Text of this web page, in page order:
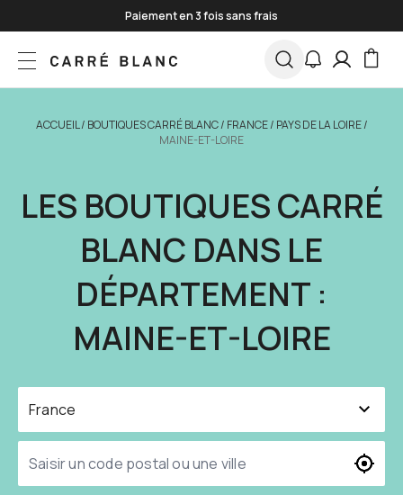
Paiement en 3 fois sans frais
J'en profite
ACCUEIL/ BOUTIQUES CARRÉ BLANC/ FRANCE/ PAYS DE LA LOIRE/
MAINE-ET-LOIRE
LES BOUTIQUES CARRÉ
BLANC DANS LE
DÉPARTEMENT :
MAINE-ET-LOIRE